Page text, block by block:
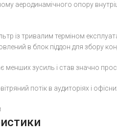
аеродинамічного опору
із тривалим терміном
в блок піддон для збору
зусиль і став значно
потік в аудиторіях і